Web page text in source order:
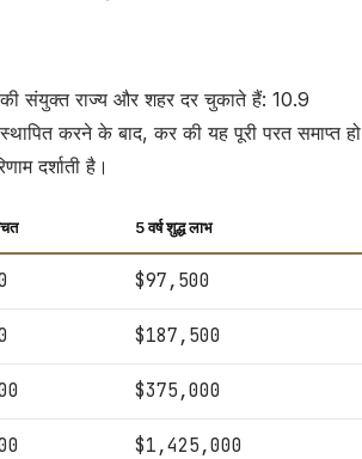
संयुक्त राज्य और शहर दर चुकाते हैं: 10.9
करने के बाद, कर की यह पूरी परत समाप्त हो
दर्शाती है।
5 वर्ष शुद्ध लाभ
$97,500
$187,500
$375,000
$1,425,000